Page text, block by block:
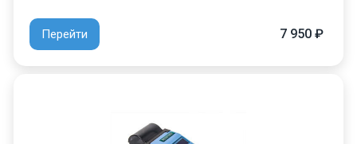
Перейти 7 950 ₽